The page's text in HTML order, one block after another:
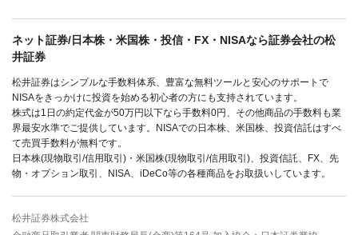
ネット証券/日本株・米国株・投信・FX・NISAなら証券会社の松
井証券
松井証券はシンプルな手数料体系、豊富な無料ツールと安心のサポートで
NISAをきっかけに投資を始める初心者の方にも支持されています。
株式は1日の約定代金が50万円以下なら手数料0円、その他商品の手数料も業
界最安水準でご提供しています。NISAでの日本株、米国株、投資信託はすべ
て売買手数料が無料です。
日本株(現物取引/信用取引)・米国株(現物取引/信用取引)、投資信託、FX、先
物・オプション取引、NISA、iDeCo等の各種商品をお取扱いしています。
松井証券株式会社